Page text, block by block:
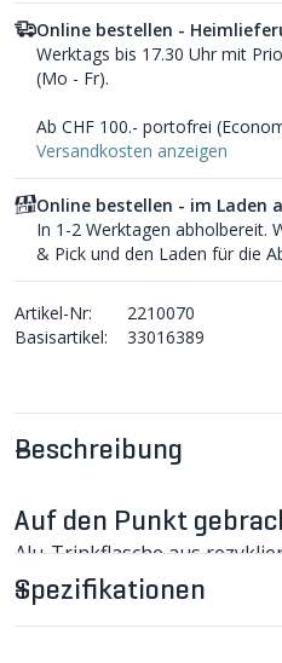
Beschreibung
Auf den Punkt
Alu-Trinkflasche aus
Trinknippel klimatneutral
MOVE MYPLANET
Spezifikationen
Online bestellen -
Werktags bis 17.30 Uhr mit
(Mo - Fr).
Ab CHF 100.- portofrei
Versandkosten anzeigen
Online bestellen - im Laden
In 1-2 Werktagen abholbereit.
& Pick und den Laden für die
Artikel-Nr:
2210070
Basisartikel:
33016389